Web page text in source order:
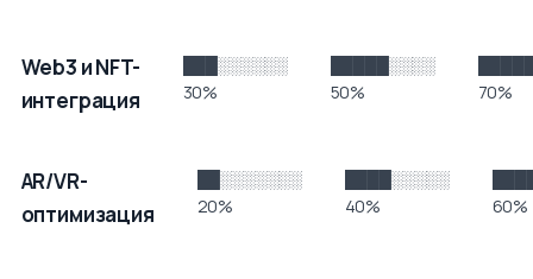
Тренд 2025 2026 2027 2028
Web3 и NFT-
интеграция
███░░░░░░
30%
█████░░░░
50%
70%
AR/VR-
оптимизация
██░░░░░░░
20%
████░░░░░
40%
60%